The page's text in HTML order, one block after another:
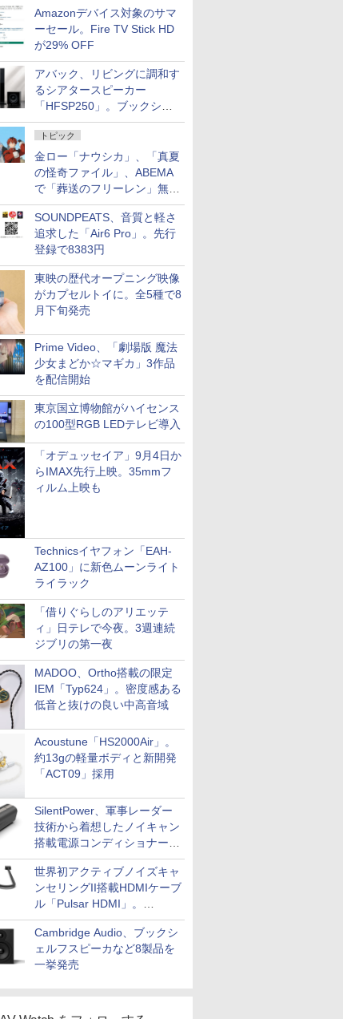
Amazonデバイス対象のサマ
ーセール。Fire TV Stick HD
が29% OFF
アバック、リビングに調和す
るシアタースピーカー
「HFSP250」。ブックシェ
ルフはペア3万円以下
トピック
金ロー「ナウシカ」、「真夏
の怪奇ファイル」、ABEMA
で「葬送のフリーレン」無料
配信など。夏の特番・配信情
報
SOUNDPEATS、音質と軽さ
追求した「Air6 Pro」。先行
登録で8383円
東映の歴代オープニング映像
がカプセルトイに。全5種で8
月下旬発売
Prime Video、「劇場版 魔法
少女まどか☆マギカ」3作品
を配信開始
東京国立博物館がハイセンス
の100型RGB LEDテレビ導入
「オデュッセイア」9月4日か
らIMAX先行上映。35mmフ
ィルム上映も
Technicsイヤフォン「EAH-
AZ100」に新色ムーンライト
ライラック
「借りぐらしのアリエッテ
ィ」日テレで今夜。3週連続
ジブリの第一夜
MADOO、Ortho搭載の限定
IEM「Typ624」。密度感ある
低音と抜けの良い中高音域
Acoustune「HS2000Air」。
約13gの軽量ボディと新開発
「ACT09」採用
SilentPower、軍事レーダー
技術から着想したノイキャン
搭載電源コンディショナー
「AC iPurifier2」
世界初アクティブノイズキャ
ンセリングII搭載HDMIケーブ
ル「Pulsar HDMI」。
SilentPowerから
Cambridge Audio、ブックシ
ェルフスピーカなど8製品を
一挙発売